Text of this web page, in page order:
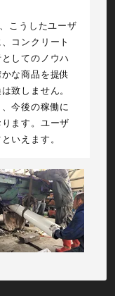
こうしたユーザ
コンクリート
してのノウハ
な商品を提供
致しません。
今後の稼働に
ます。ユーザ
いえます。